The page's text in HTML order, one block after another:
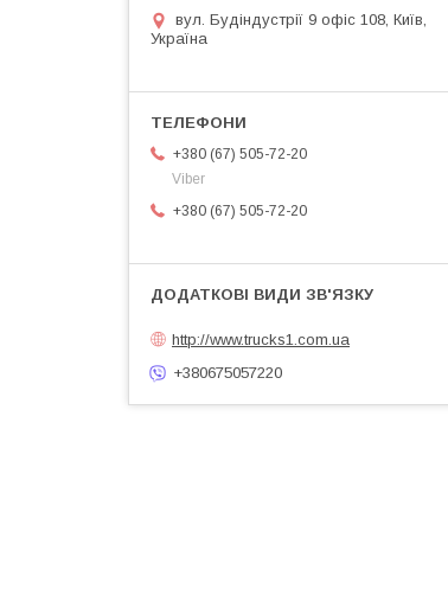
вул. Будіндустрії 9 офіс 108, Київ,
Україна
+380 (67) 505-72-20
Viber
+380 (67) 505-72-20
http://www.trucks1.com.ua
+380675057220